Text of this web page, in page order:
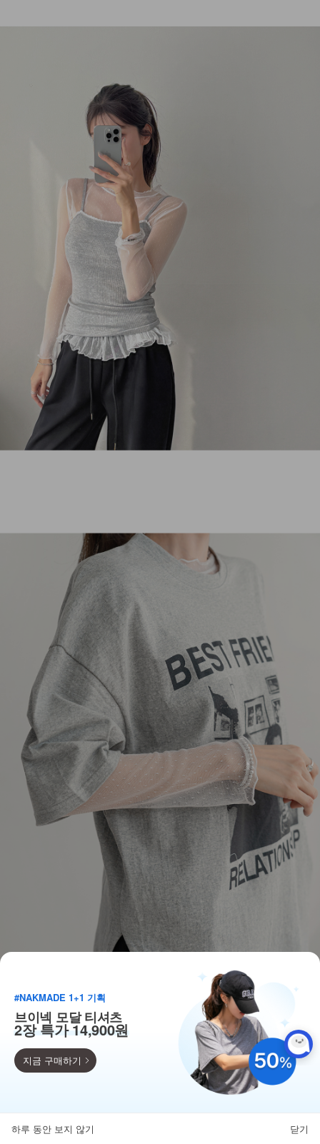
득템찬스
#NAKMADE 1+1 기획
브이넥 모달 티셔츠
2장 특가 14,900원
지금 구매하기
하루 동안 보지 않기 닫기
뒤로가기 카테고리 마이페이지